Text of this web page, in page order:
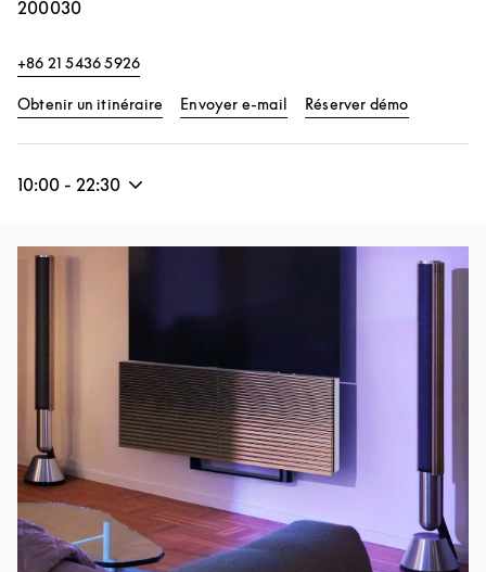
200030
+86 21 5436 5926
Obtenir un itinéraire Link Opens in New Tab
Envoyer e-mail Réserver démo
10:00 - 22:30
Image de l’événement